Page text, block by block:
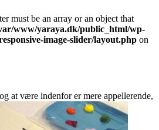
must be an array or an object that
www/yaraya.dk/public_html/wp-
image-slider/layout.php on
at være indenfor er mere appellerende,